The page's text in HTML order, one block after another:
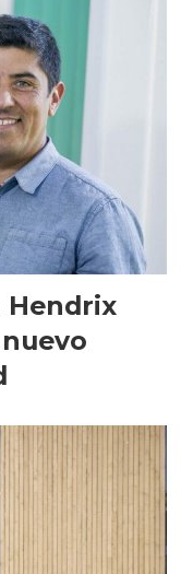
Hendrix